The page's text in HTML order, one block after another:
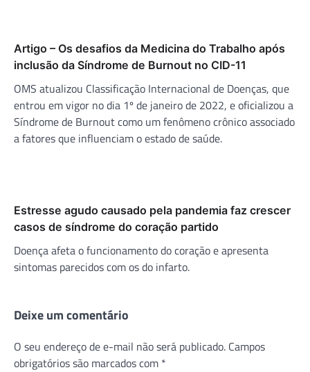
Artigo – Os desafios da Medicina do Trabalho após
inclusão da Síndrome de Burnout no CID-11
OMS atualizou Classificação Internacional de Doenças, que
entrou em vigor no dia 1º de janeiro de 2022, e oficializou a
Síndrome de Burnout como um fenômeno crônico associado
a fatores que influenciam o estado de saúde.
Estresse agudo causado pela pandemia faz crescer
casos de síndrome do coração partido
Doença afeta o funcionamento do coração e apresenta
sintomas parecidos com os do infarto.
Deixe um comentário
O seu endereço de e-mail não será publicado. Campos
obrigatórios são marcados com *